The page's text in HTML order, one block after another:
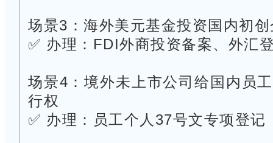
场景3：海外美元基金投资国内初
✅ 办理：FDI外商投资备案、外汇
场景4：境外未上市公司给国内员
行权
✅ 办理：员工个人37号文专项登记